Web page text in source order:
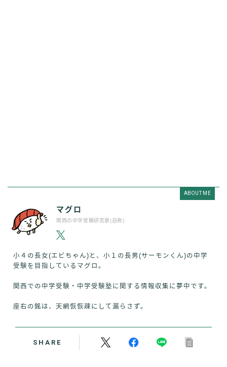
ABOUT ME
マグロ
関西の中学受験研究家(自称)
小４の長女(エビちゃん)と、小１の長男(サーモンくん)の中学
受験を目指しているマグロ。
関西での中学受験・中学受験塾に関する情報収集に夢中です。
座右の銘は、天網恢恢疎にして漏らさず。
SHARE